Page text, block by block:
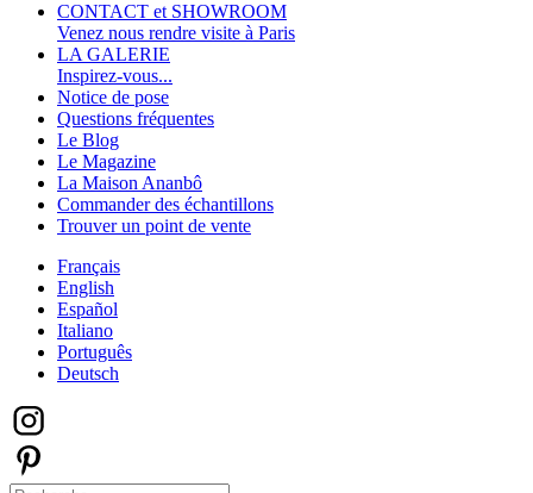
CONTACT et SHOWROOM
Venez nous rendre visite à Paris
LA GALERIE
Inspirez-vous...
Notice de pose
Questions fréquentes
Le Blog
Le Magazine
La Maison Ananbô
Commander des échantillons
Trouver un point de vente
Français
English
Español
Italiano
Português
Deutsch